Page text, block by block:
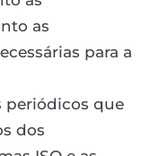
as
para a
periódicos que
dos